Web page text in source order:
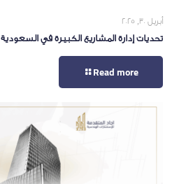
أبريل 30, 2025
تحديات إدارة المشاريع الكبيرة في السعودية
Read more